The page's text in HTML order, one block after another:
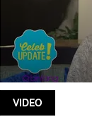
VIDEO